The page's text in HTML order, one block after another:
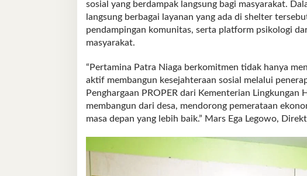
sosial yang berdampak langsung bagi masyarakat.
langsung berbagai layanan yang ada di shelter
pendampingan komunitas, serta platform psikologi
masyarakat.
“Pertamina Patra Niaga berkomitmen tidak hanya
aktif membangun kesejahteraan sosial melalui
Penghargaan PROPER dari Kementerian
membangun dari desa, mendorong pemerataan
masa depan yang lebih baik.” Mars Ega Legowo,